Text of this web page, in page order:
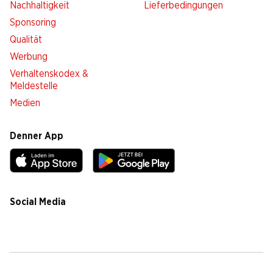
Nachhaltigkeit
Sponsoring
Qualität
Werbung
Verhaltenskodex &
Meldestelle
Medien
Lieferbedingungen
Denner App
Social Media